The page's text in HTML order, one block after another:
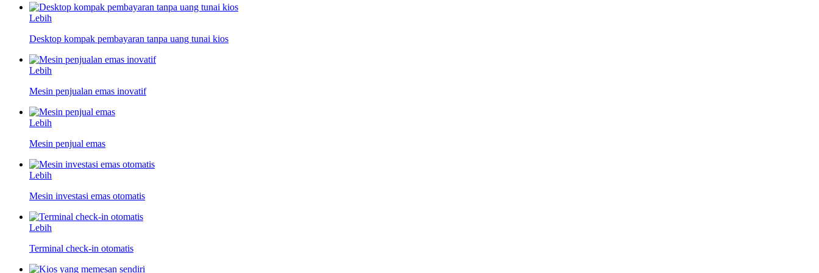
Lebih
Desktop kompak pembayaran tanpa uang tunai kios
Lebih
Mesin penjualan emas inovatif
Lebih
Mesin penjual emas
Lebih
Mesin investasi emas otomatis
Lebih
Terminal check-in otomatis